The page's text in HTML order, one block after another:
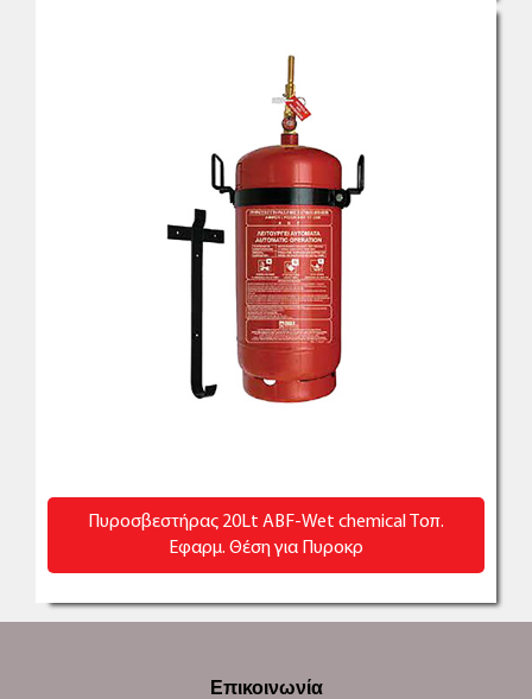
Πυροσβεστήρας 20Lt ABF-Wet chemical Τοπ.
Εφαρμ. Θέση για Πυροκρ
Επικοινωνία